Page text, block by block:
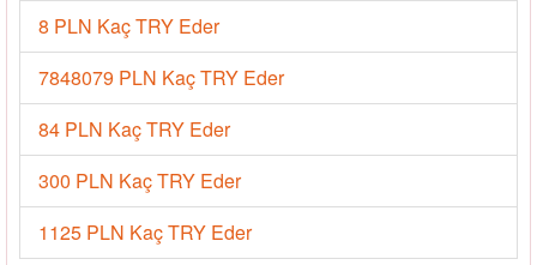
8 PLN Kaç TRY Eder
7848079 PLN Kaç TRY Eder
84 PLN Kaç TRY Eder
300 PLN Kaç TRY Eder
1125 PLN Kaç TRY Eder